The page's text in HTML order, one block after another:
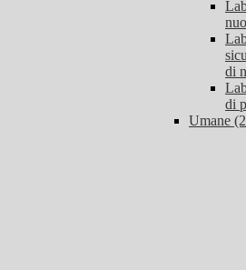
di
di
Umane